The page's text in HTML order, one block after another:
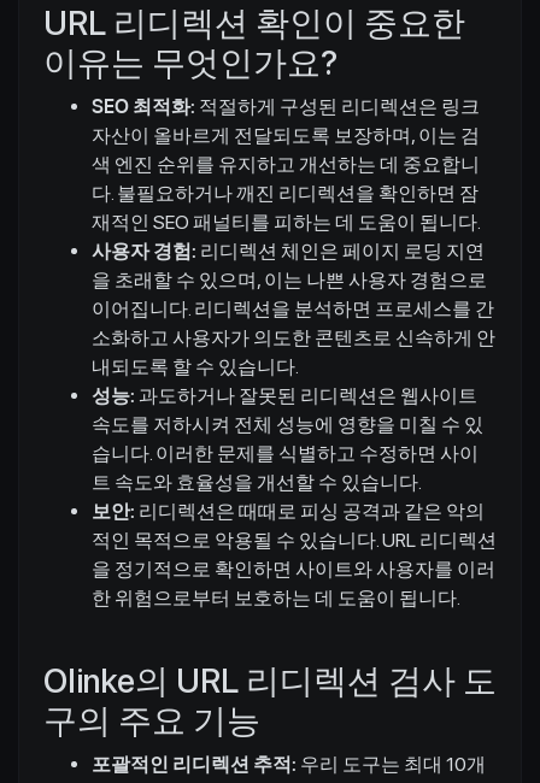
URL 리디렉션 확인이 중요한
이유는 무엇인가요?
SEO 최적화: 적절하게 구성된 리디렉션은 링크
자산이 올바르게 전달되도록 보장하며, 이는 검
색 엔진 순위를 유지하고 개선하는 데 중요합니
다. 불필요하거나 깨진 리디렉션을 확인하면 잠
재적인 SEO 패널티를 피하는 데 도움이 됩니다.
사용자 경험: 리디렉션 체인은 페이지 로딩 지연
을 초래할 수 있으며, 이는 나쁜 사용자 경험으로
이어집니다. 리디렉션을 분석하면 프로세스를 간
소화하고 사용자가 의도한 콘텐츠로 신속하게 안
내되도록 할 수 있습니다.
성능: 과도하거나 잘못된 리디렉션은 웹사이트
속도를 저하시켜 전체 성능에 영향을 미칠 수 있
습니다. 이러한 문제를 식별하고 수정하면 사이
트 속도와 효율성을 개선할 수 있습니다.
보안: 리디렉션은 때때로 피싱 공격과 같은 악의
적인 목적으로 악용될 수 있습니다. URL 리디렉션
을 정기적으로 확인하면 사이트와 사용자를 이러
한 위험으로부터 보호하는 데 도움이 됩니다.
Olinke의 URL 리디렉션 검사 도
구의 주요 기능
포괄적인 리디렉션 추적: 우리 도구는 최대 10개